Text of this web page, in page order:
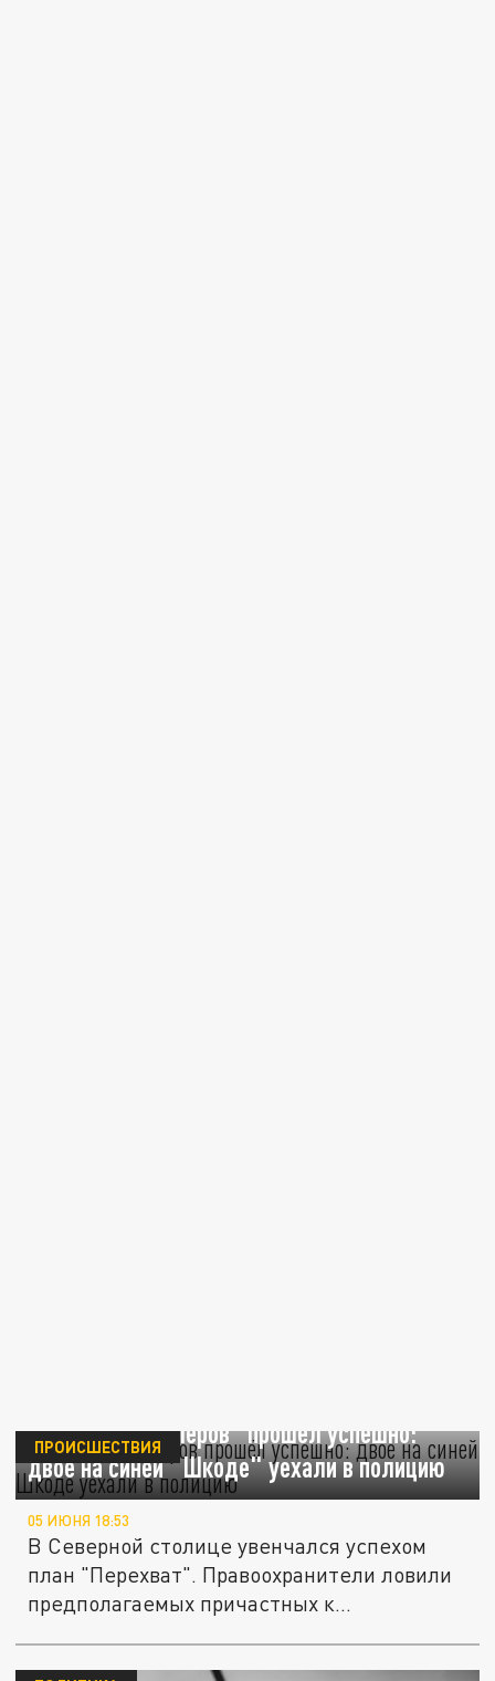
Перехват "киллеров" прошёл успешно:
двое на синей "Шкоде" уехали в полицию
ПРОИСШЕСТВИЯ
05 ИЮНЯ 18:53
В Северной столице увенчался успехом
план "Перехват". Правоохранители ловили
предполагаемых причастных к...